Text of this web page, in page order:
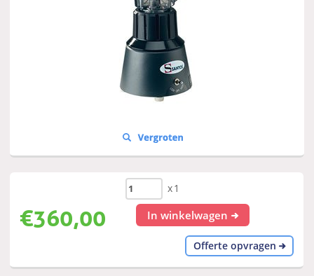
€360,00
x1
In winkelwagen
Offerte opvragen